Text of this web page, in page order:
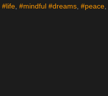
#life, #mindful #dreams, #peace,